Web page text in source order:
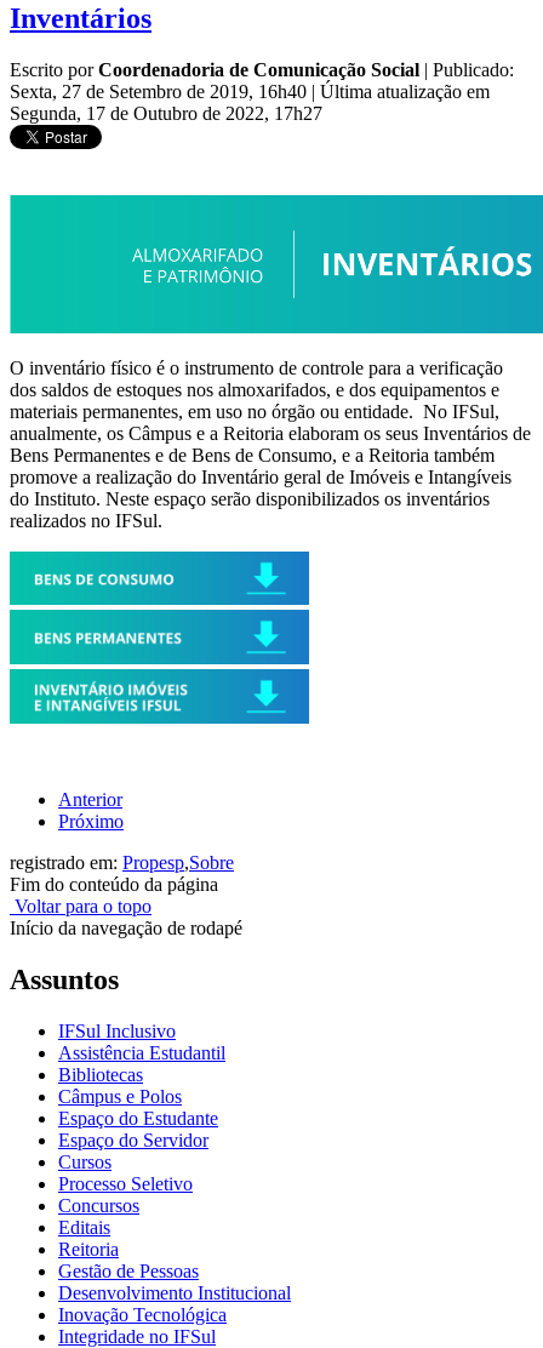
Inventários
Escrito porCoordenadoria de Comunicação Social | Publicado:
Sexta, 27 de Setembro de 2019, 16h40 | Última atualização em
Segunda, 17 de Outubro de 2022, 17h27
O inventário físico é o instrumento de controle para a verificação
dos saldos de estoques nos almoxarifados, e dos equipamentos e
materiais permanentes, em uso no órgão ou entidade. No IFSul,
anualmente, os Câmpus e a Reitoria elaboram os seus Inventários de
Bens Permanentes e de Bens de Consumo, e a Reitoria também
promove a realização do Inventário geral de Imóveis e Intangíveis
do Instituto. Neste espaço serão disponibilizados os inventários
realizados no IFSul.
Anterior
Próximo
registrado em: Propesp,Sobre
Fim do conteúdo da página
Voltar para o topo
Início da navegação de rodapé
Assuntos
IFSul Inclusivo
Assistência Estudantil
Bibliotecas
Câmpus e Polos
Espaço do Estudante
Espaço do Servidor
Cursos
Processo Seletivo
Concursos
Editais
Reitoria
Gestão de Pessoas
Desenvolvimento Institucional
Inovação Tecnológica
Integridade no IFSul